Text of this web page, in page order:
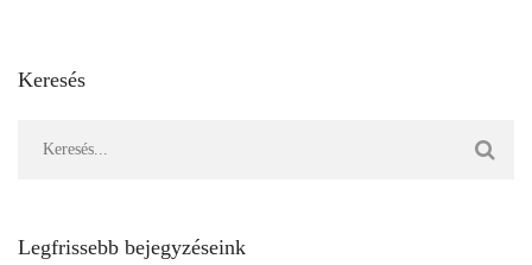
Keresés
Legfrissebb bejegyzéseink